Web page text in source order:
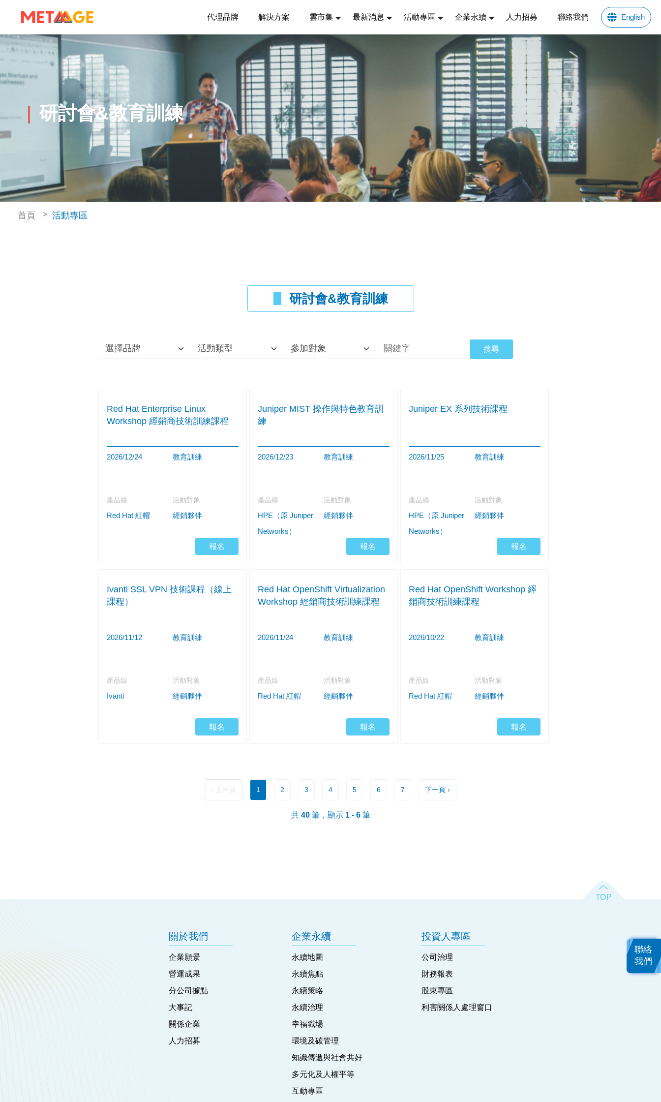
代理品牌 解決方案 雲市集 最新消息 活動專區 企業永續 人力招募 聯絡我們 English
研討會&教育訓練
首頁 活動專區
研討會&教育訓練
Red Hat Enterprise Linux
Workshop 經銷商技術訓練課程
2026/12/24 教育訓練
產品線
Red Hat 紅帽
活動對象
經銷夥伴
報名
Juniper MIST 操作與特色教育訓
練
2026/12/23 教育訓練
產品線
HPE（原 Juniper
Networks）
活動對象
經銷夥伴
報名
Juniper EX 系列技術課程
2026/11/25 教育訓練
產品線
HPE（原 Juniper
Networks）
活動對象
經銷夥伴
報名
Ivanti SSL VPN 技術課程（線上
課程）
2026/11/12 教育訓練
產品線
Ivanti
活動對象
經銷夥伴
報名
Red Hat OpenShift Virtualization
Workshop 經銷商技術訓練課程
2026/11/24 教育訓練
產品線
Red Hat 紅帽
活動對象
經銷夥伴
報名
Red Hat OpenShift Workshop 經
銷商技術訓練課程
2026/10/22 教育訓練
產品線
Red Hat 紅帽
活動對象
經銷夥伴
報名
‹ 上一頁 1 2 3 4 5 6 7 下一頁 ›
共 40筆，顯示 1 - 6筆
關於我們
企業願景
營運成果
分公司據點
大事記
關係企業
人力招募
企業永續
永續地圖
永續焦點
永續策略
永續治理
幸福職場
環境及碳管理
知識傳遞與社會共好
多元化及人權平等
互動專區
投資人專區
公司治理
財務報表
股東專區
利害關係人處理窗口
聯絡
我們